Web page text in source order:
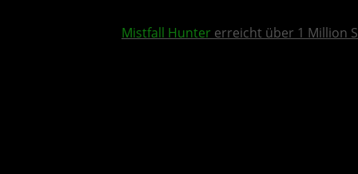
Mistfall Hunter erreicht über 1 Million